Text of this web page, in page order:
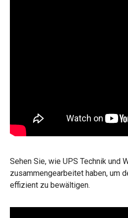
Sehen Sie, wie UPS Technik und
zusammengearbeitet haben, um
effizient zu bewältigen.